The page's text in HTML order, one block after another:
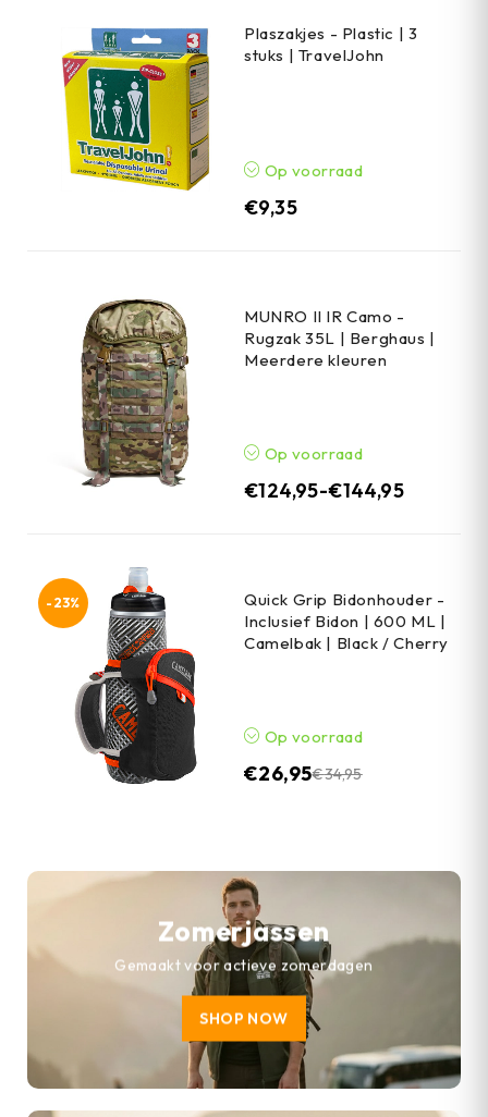
Plaszakjes - Plastic | 3
stuks | TravelJohn
Op voorraad
€9,35
MUNRO II IR Camo -
Rugzak 35L | Berghaus |
Meerdere kleuren
Op voorraad
€124,95-€144,95
-23%
Quick Grip Bidonhouder -
Inclusief Bidon | 600 ML |
Camelbak | Black / Cherry
Op voorraad
€34,95
€26,95
Zomerjassen
Gemaakt voor actieve zomerdagen
SHOP NOW